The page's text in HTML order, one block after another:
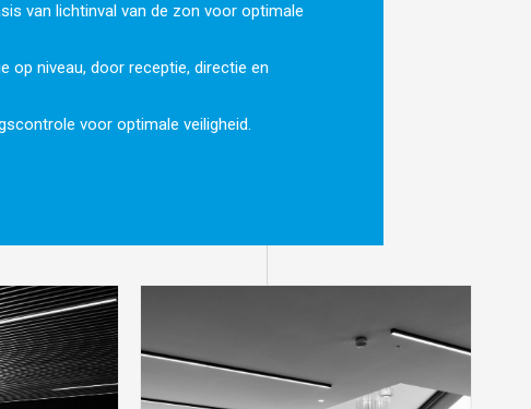
van lichtinval van de zon voor optimale
op niveau, door receptie, directie en
voor optimale veiligheid.